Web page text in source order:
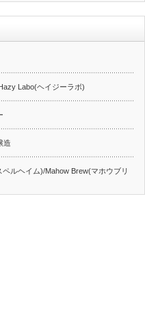
Labo(ヘイジーラボ)
造
ルヘイム)/Mahow Brew(マホウブリ